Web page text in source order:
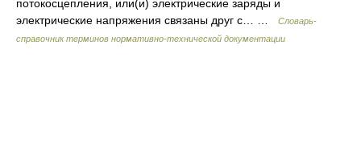
потокосцепления, или(и) электрические заряды и
электрические напряжения связаны друг с… …
Словарь-
справочник терминов нормативно-технической документации